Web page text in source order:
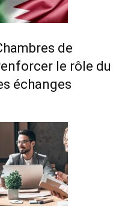
de
le rôle du
échanges